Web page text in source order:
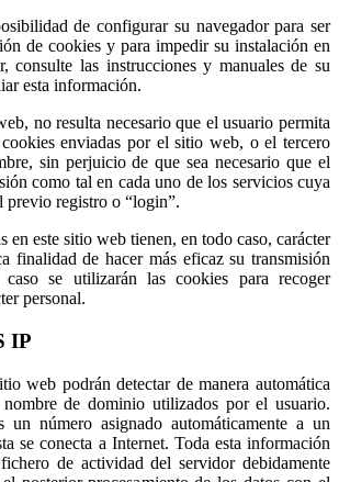
de configurar su navegador para ser
de cookies y para impedir su instalación en
consulte las instrucciones y manuales de su
esta información.
no resulta necesario que el usuario permita
enviadas por el sitio web, o el tercero
sin perjuicio de que sea necesario que el
como tal en cada uno de los servicios cuya
previo registro o “login”.
en este sitio web tienen, en todo caso, carácter
finalidad de hacer más eficaz su transmisión
se utilizarán las cookies para recoger
personal.
IP
web podrán detectar de manera automática
de dominio utilizados por el usuario.
número asignado automáticamente a un
se conecta a Internet. Toda esta información
de actividad del servidor debidamente